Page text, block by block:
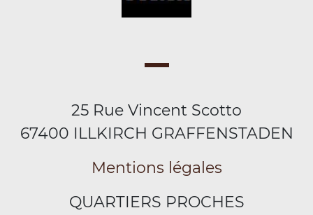
25 Rue Vincent Scotto
67400 ILLKIRCH GRAFFENSTADEN
Mentions légales
QUARTIERS PROCHES